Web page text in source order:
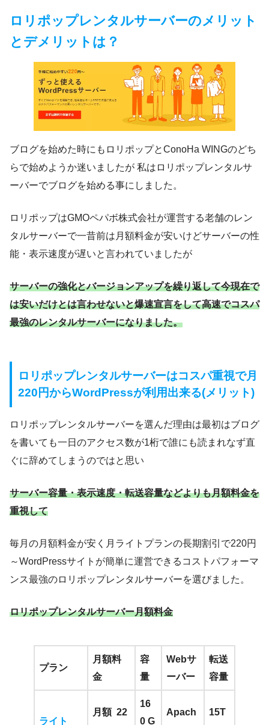
ロリポップレンタルサーバーのメリット
とデメリットは？
ブログを始めた時にもロリポップとConoHa WINGのどち
らで始めようか迷いましたが 私はロリポップレンタルサ
ーバーでブログを始める事にしました。
ロリポップはGMOペパボ株式会社が運営する老舗のレン
タルサーバーで一昔前は月額料金が安いけどサーバーの性
能・表示速度が遅いと言われていましたが
サーバーの強化とバージョンアップを繰り返して今現在で
は安いだけとは言わせないと爆速宣言をして高速でコスパ
最強のレンタルサーバーになりました。
ロリポップレンタルサーバーはコスパ重視で月
220円からWordPressが利用出来る(メリット)
ロリポップレンタルサーバーを選んだ理由は最初はブログ
を書いても一日のアクセス数が1桁で誰にも読まれなず直
ぐに辞めてしまうのではと思い
サーバー容量・表示速度・転送容量などよりも月額料金を
重視して
毎月の月額料金が安く月ライトプランの長期割引で220円
～WordPressサイトが簡単に運営できるコストパフォーマ
ンス最強のロリポップレンタルサーバーを選びました。
ロリポップレンタルサーバー月額料金
プラン
月額料
金
容
量
Webサ
ーバー
転送
容量
ライト
月額 22
16
0 G
Apach
15T